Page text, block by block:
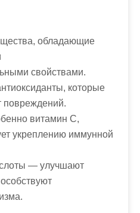
обладающие
свойствами.
которые
повреждений.
витамин C,
укреплению иммунной
— улучшают